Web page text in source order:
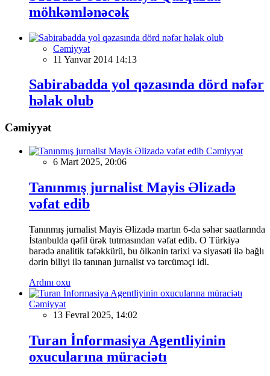
möhkəmlənəcək
Cəmiyyət
11 Yanvar 2014 14:13
Sabirabadda yol qəzasında dörd nəfər
həlak olub
Cəmiyyət
Cəmiyyət
6 Mart 2025, 20:06
Tanınmış jurnalist Mayis Əlizadə
vəfat edib
Tanınmış jurnalist Mayis Əlizadə martın 6-da səhər saatlarında
İstanbulda qəfil ürək tutmasından vəfat edib. O Türkiyə
barədə analitik təfəkkürü, bu ölkənin tarixi və siyasəti ilə bağlı
dərin biliyi ilə tanınan jurnalist və tərcüməçi idi.
Ardını oxu
Cəmiyyət
13 Fevral 2025, 14:02
Turan İnformasiya Agentliyinin
oxucularına müraciətı